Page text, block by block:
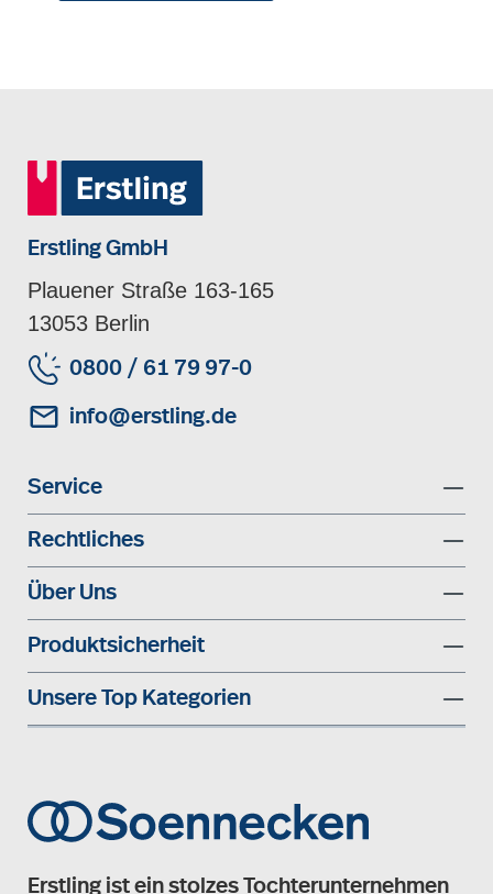
Erstling GmbH
Plauener Straße 163-165
13053 Berlin
0800 / 61 79 97-0
info@erstling.de
Service
Rechtliches
Über Uns
Produktsicherheit
Unsere Top Kategorien
Erstling ist ein stolzes Tochterunternehmen